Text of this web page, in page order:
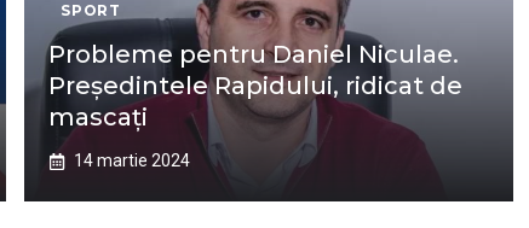
SPORT
Probleme pentru Daniel Niculae.
Președintele Rapidului, ridicat de
mascați
14 martie 2024